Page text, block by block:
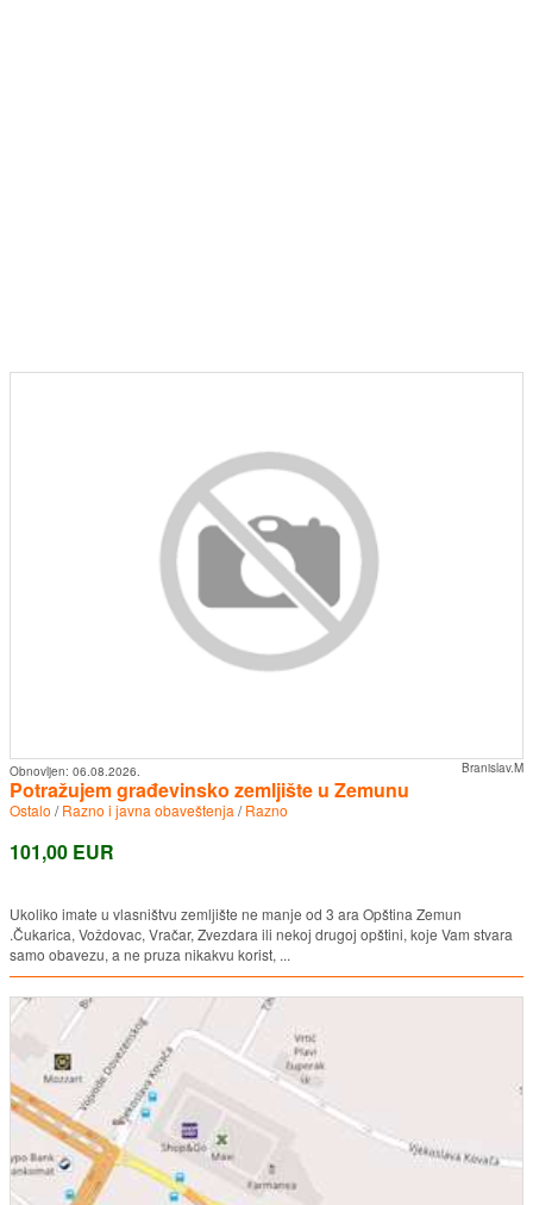
Branislav.M
Obnovljen: 06.08.2026.
Potražujem građevinsko zemljište u Zemunu
Ostalo /Razno i javna obaveštenja /Razno
101,00 EUR
Ukoliko imate u vlasništvu zemljište ne manje od 3 ara Opština Zemun
.Čukarica, Voždovac, Vračar, Zvezdara ili nekoj drugoj opštini, koje Vam stvara
samo obavezu, a ne pruza nikakvu korist, ...